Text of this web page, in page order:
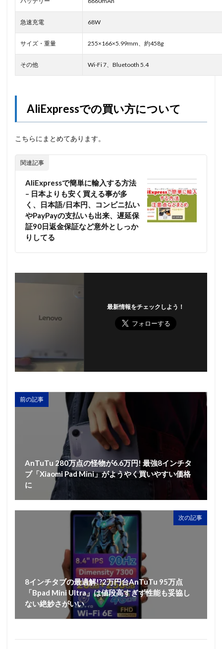
急速充電 68W
サイズ・重量 255×166×5.99mm、約458g
その他 Wi-Fi 7、Bluetooth 5.4
AliExpressでの買い方について
こちらにまとめてあります。
関連記事
AliExpressで簡単に輸入する方法
– 日本よりも安く買える事が多
く、日本語/日本円、コンビニ払い
やPayPayの支払いも出来、遅延保
証90日返金保証など意外としっか
りしてる
最新情報をチェックしよう！
前の記事
AnTuTu 280万点の怪物が6.6万円! 最強8インチタ
ブ「Xiaomi Pad Mini」がようやく買いやすい価格
に
次の記事
8インチタブの最適解!?2万円台AnTuTu 95万点
「Bpad Mini Ultra」は値段高すぎず性能も妥協し
ない絶妙さがいい